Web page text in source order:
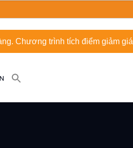
Chương trình tích điểm giảm giá